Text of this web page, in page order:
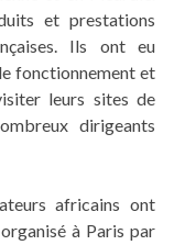
et prestations
Ils ont eu
fonctionnement et
leurs sites de
dirigeants
africains ont
à Paris par